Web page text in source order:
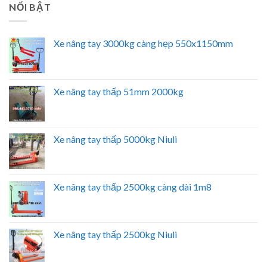
NỔI BẬT
Xe nâng tay 3000kg càng hẹp 550x1150mm
Xe nâng tay thấp 51mm 2000kg
Xe nâng tay thấp 5000kg Niuli
Xe nâng tay thấp 2500kg càng dài 1m8
Xe nâng tay thấp 2500kg Niuli